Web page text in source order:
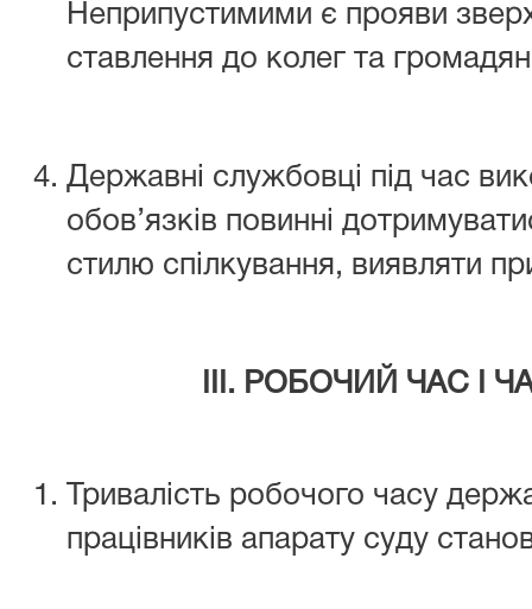
Неприпустимими є прояви
ставлення до колег та
Державні службовці під час
обов’язків повинні
стилю спілкування, виявляти
ІІІ. РОБОЧИЙ ЧАС І
Тривалість робочого часу
працівників апарату суду